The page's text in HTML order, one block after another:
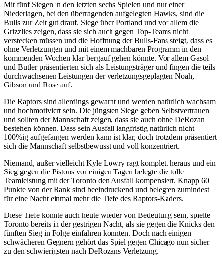
Mit fünf Siegen in den letzten sechs Spielen und nur einer
Niederlagen, bei den überragenden aufgelegten Hawks, sind die
Bulls zur Zeit gut drauf. Siege über Portland und vor allem die
Grizzlies zeigen, dass sie sich auch gegen Top-Teams nicht
verstecken müssen und die Hoffnung der Bulls-Fans steigt, dass es
ohne Verletzungen und mit einem machbaren Programm in den
kommenden Wochen klar bergauf gehen könnte. Vor allem Gasol
und Butler präsentierten sich als Leistungsträger und fingen die teils
durchwachsenen Leistungen der verletzungsgeplagten Noah,
Gibson und Rose auf.
Die Raptors sind allerdings gewarnt und werden natürlich wachsam
und hochmotiviert sein. Die jüngsten Siege geben Selbstvertrauen
und sollten der Mannschaft zeigen, dass sie auch ohne DeRozan
bestehen können. Dass sein Ausfall langfristig natürlich nicht
100%ig aufgefangen werden kann ist klar, doch trotzdem präsentiert
sich die Mannschaft selbstbewusst und voll konzentriert.
Niemand, außer vielleicht Kyle Lowry ragt komplett heraus und ein
Sieg gegen die Pistons vor einigen Tagen belegte die tolle
Teamleistung mit der Toronto den Ausfall kompensiert. Knapp 60
Punkte von der Bank sind beeindruckend und belegten zumindest
für eine Nacht einmal mehr die Tiefe des Raptors-Kaders.
Diese Tiefe könnte auch heute wieder von Bedeutung sein, spielte
Toronto bereits in der gestrigen Nacht, als sie gegen die Knicks den
fünften Sieg in Folge einfahren konnten. Doch nach einigen
schwächeren Gegnern gehört das Spiel gegen Chicago nun sicher
zu den schwierigsten nach DeRozans Verletzung.